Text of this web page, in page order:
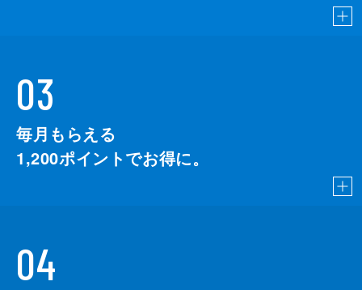
03
毎月もらえる
1,200ポイントでお得に。
04